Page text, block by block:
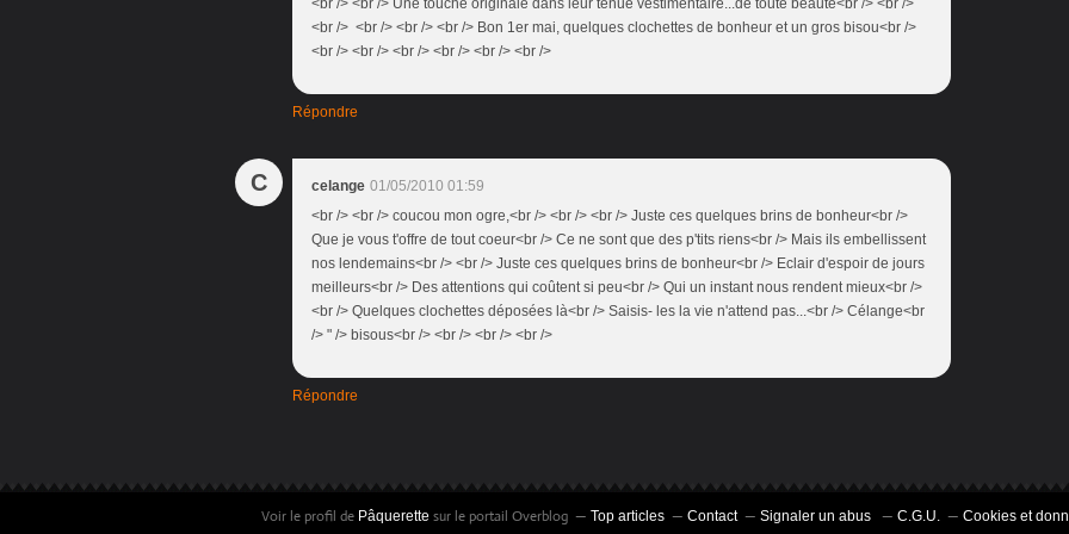
<br /> <br /> Une touche originale dans leur tenue vestimentaire...de toute beauté<br /> <br />
<br /> <br /> <br /> <br /> Bon 1er mai, quelques clochettes de bonheur et un gros bisou<br />
<br /> <br /> <br /> <br /> <br /> <br />
Répondre
C celange 01/05/2010 01:59
<br /> <br /> coucou mon ogre,<br /> <br /> <br /> Juste ces quelques brins de bonheur<br />
Que je vous t'offre de tout coeur<br /> Ce ne sont que des p'tits riens<br /> Mais ils embellissent
nos lendemains<br /> <br /> Juste ces quelques brins de bonheur<br /> Eclair d'espoir de jours
meilleurs<br /> Des attentions qui coûtent si peu<br /> Qui un instant nous rendent mieux<br />
<br /> Quelques clochettes déposées là<br /> Saisis- les la vie n'attend pas...<br /> Célange<br
/> " /> bisous<br /> <br /> <br /> <br />
Répondre
Voir le profil de Pâquerette sur le portail Overblog Top articles Contact Signaler un abus C.G.U. Cookies et